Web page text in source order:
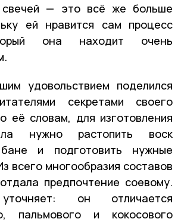
свечей — это всё же больше
ей нравится сам процесс
она находит очень
удовольствием поделился
секретами своего
её словам, для изготовления
нужно растопить воск
и подготовить нужные
всего многообразия составов
предпочтение соевому.
он отличается
пальмового и кокосового